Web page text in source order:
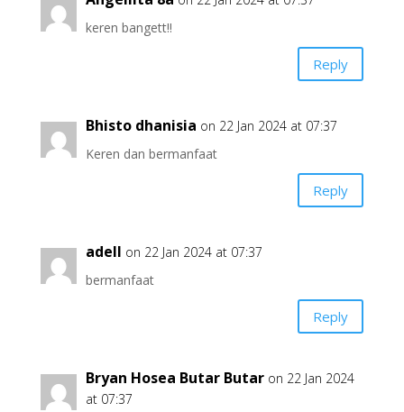
keren bangett!!
Reply
Bhisto dhanisia on 22 Jan 2024 at 07:37
Keren dan bermanfaat
Reply
adell on 22 Jan 2024 at 07:37
bermanfaat
Reply
Bryan Hosea Butar Butar on 22 Jan 2024
at 07:37